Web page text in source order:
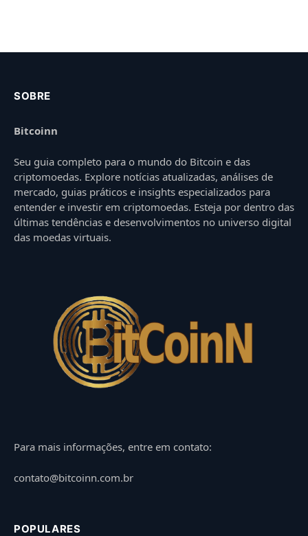
SOBRE
Bitcoinn
Seu guia completo para o mundo do Bitcoin e das
criptomoedas. Explore notícias atualizadas, análises de
mercado, guias práticos e insights especializados para
entender e investir em criptomoedas. Esteja por dentro das
últimas tendências e desenvolvimentos no universo digital
das moedas virtuais.
Para mais informações, entre em contato:
contato@bitcoinn.com.br
POPULARES